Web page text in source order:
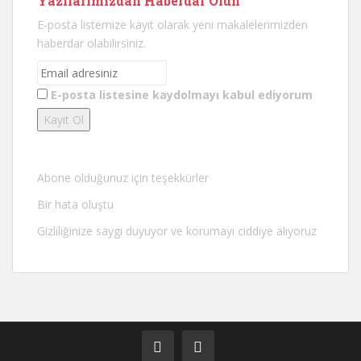
E-posta listemize kayıt olarak yeni makalelerimizden
haberdar olabilirsiniz.
E-posta listesine kaydolmayı kabul ediyorum
Abone olduğunuz için teşekkürler
Bir hata oluştu
Gizliliğinize saygı duyuyor ve korumayı ciddiye alıyoruz